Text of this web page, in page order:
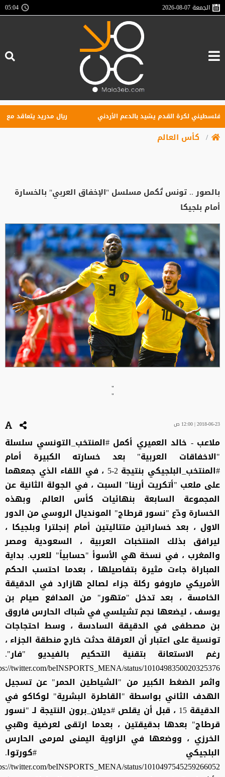
الجمعة2026-08-07
05:04
لكرة القدم يشيد بالدعم الأردني ريال مدريد يتعاقد مع
كأس العالم
بالصور .. تونس تُكمل مسلسل "الإخفاق العربي" بالخسارة
أمام بلجيكا
"
"
2018-06-23 | 12:00 ص
ملاعب - خالد العميري أكمل #المنتخب_التونسي سلسلة
"الاخفاقات العربية" بعد خسارته الكبيرة أمام
#المنتخب_البلجيكي بنتيجة 2-5 ، في اللقاء الذي جمعهما
على ملعب "أتكريت أرينا" السبت ، في الجولة الثانية عن
المجموعة السابعة بنهائيات كأس العالم. وبهذه
الخسارة ودّع "نسور قرطاج" المونديال الروسي من الدور
الاول ، بعد خساراتين متتاليتين أمام إنجلترا وبلجيكا ،
ليرافق بذلك المنتخبات العربية ، السعودية ومصر
والمغرب ، في نسخة هي الأسوأ "حسابياً" للعرب. بداية
المباراة جاءت مثيرة بتفاصيلها ، بعدما احتسب الحكم
الأمريكي ماروفو ركلة جزاء لصالح هازارد في الدقيقة
الخامسة ، بعد تدخل "متهور" من المدافع صيام بن
يوسف ، ليضعها نجم تشيلسي في شباك الحارس فاروق
بن مصطفى في الدقيقة السادسة ، وسط احتجاجات
تونسية على اعتبار أن العرقلة حدثت خارج منطقة الجزاء ،
رغم الاستعانة بتقنية التحكيم بالفيديو "فار".
twitter.com/beINSPORTS_MENA/status/1010498350020325376
واثمر الضغط الكبير من "الشياطين الحمر" عن تسجيل
الهدف الثاني بواسطة "القاطرة البشرية" لوكاكو في
الدقيقة 15 ، قبل أن يقلص #ديلان_برون النتيجة لـ "نسور
قرطاج" بعدها بدقيقتين ، بعدما ارتقى لعرضية وهبي
الخرزي ، ووضعها في الزاوية اليمنى لمرمى الحارس
البلجيكي #كورتوا.
twitter.com/beINSPORTS_MENA/status/1010497545259266052